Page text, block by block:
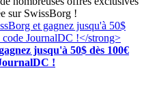
sur SwissBorg !
jusqu'à 50$ dès 100€
!